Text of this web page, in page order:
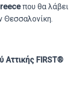
που θα λάβει
Θεσσαλονίκη.
Αττικής FIRST®